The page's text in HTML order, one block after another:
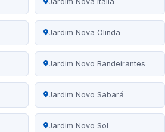
Jardim Nova Olinda
Jardim Novo Bandeirantes
Jardim Novo Sabará
Jardim Novo Sol